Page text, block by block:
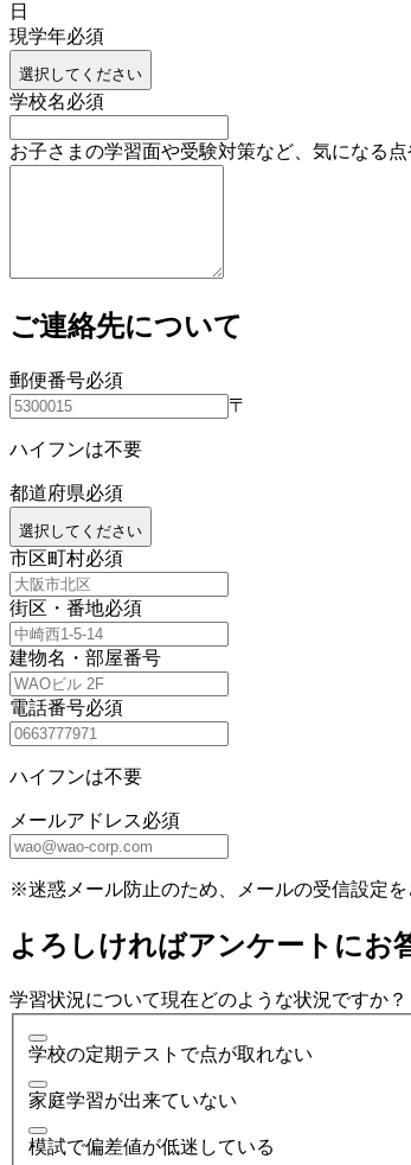
日
現学年必須
選択してください
学校名必須
お子さまの学習面や受験対策など、気になる
ご連絡先について
郵便番号必須
〒
ハイフンは不要
都道府県必須
選択してください
市区町村必須
街区・番地必須
建物名・部屋番号
電話番号必須
ハイフンは不要
メールアドレス必須
※迷惑メール防止のため、メールの受信設定
よろしければアンケートにお
学習状況について現在どのような状況ですか？
学校の定期テストで点が取れない
家庭学習が出来ていない
模試で偏差値が低迷している